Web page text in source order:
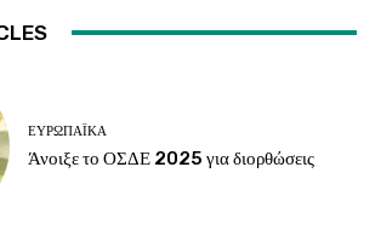
ΕΥΡΩΠΑΪΚΆ
Άνοιξε το ΟΣΔΕ 2025 για διορθώσεις